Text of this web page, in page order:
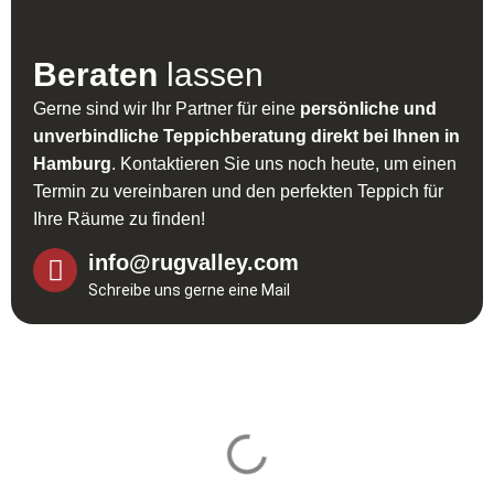
Beraten lassen
Gerne sind wir Ihr Partner für eine persönliche und
unverbindliche Teppichberatung direkt bei Ihnen in
Hamburg. Kontaktieren Sie uns noch heute, um einen
Termin zu vereinbaren und den perfekten Teppich für
Ihre Räume zu finden!
info@rugvalley.com
Schreibe uns gerne eine Mail